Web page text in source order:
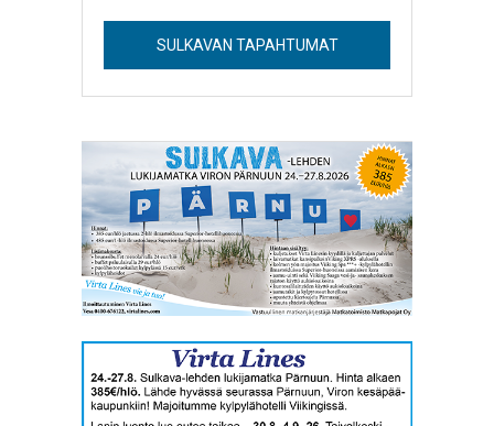
SULKAVAN TAPAHTUMAT